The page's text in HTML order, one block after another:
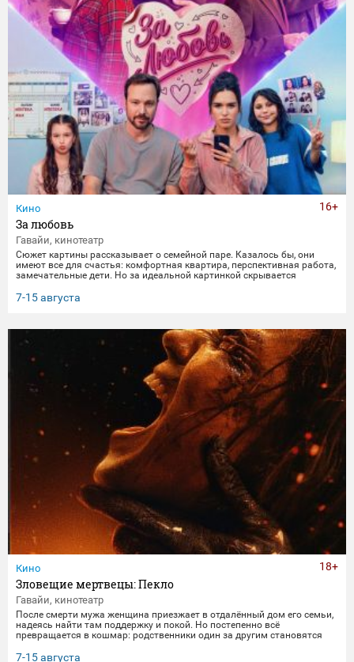
Кино
За любовь
Гавайи, кинотеатр
Сюжет картины рассказывает о семейной паре. Казалось бы, они
имеют все для счастья: комфортная квартира, перспективная работа,
замечательные дети. Но за идеальной картинкой скрывается
жизнью, убегая от рутины и последствий быта. Однажды пара
получает бутылку с волшебным напитком. Теперь их жизнь — это
7-15 августа
16+
Кино
Зловещие мертвецы: Пекло
Гавайи, кинотеатр
После смерти мужа женщина приезжает в отдалённый дом его семьи,
надеясь найти там поддержку и покой. Но постепенно всё
превращается в кошмар: родственники один за другим становятся
клятвы любви и верности не заканчиваются даже со смертью.
7-15 августа
18+